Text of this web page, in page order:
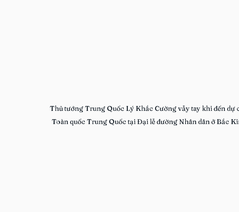
Thủ tướng Trung Quốc Lý Khắc Cường vẫy tay khi đến dự
Toàn quốc Trung Quốc tại Đại lễ đường Nhân dân ở Bắc